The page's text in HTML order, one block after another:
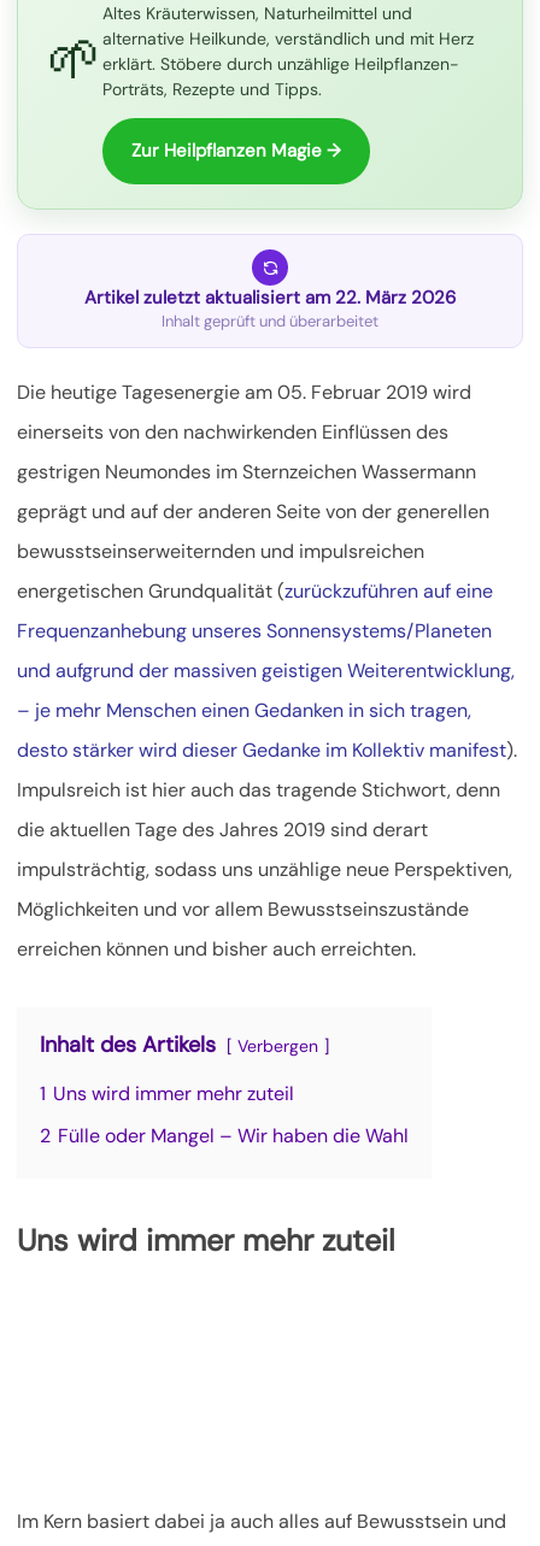
🌱
Altes Kräuterwissen, Naturheilmittel und
alternative Heilkunde, verständlich und mit Herz
erklärt. Stöbere durch unzählige Heilpflanzen-
Porträts, Rezepte und Tipps.
Zur Heilpflanzen Magie →
Artikel zuletzt aktualisiert am 22. März 2026
Inhalt geprüft und überarbeitet
Die heutige Tagesenergie am 05. Februar 2019 wird
einerseits von den nachwirkenden Einflüssen des
gestrigen Neumondes im Sternzeichen Wassermann
geprägt und auf der anderen Seite von der generellen
bewusstseinserweiternden und impulsreichen
energetischen Grundqualität (zurückzuführen auf eine
Frequenzanhebung unseres Sonnensystems/Planeten
und aufgrund der massiven geistigen Weiterentwicklung,
– je mehr Menschen einen Gedanken in sich tragen,
desto stärker wird dieser Gedanke im Kollektiv manifest).
Impulsreich ist hier auch das tragende Stichwort, denn
die aktuellen Tage des Jahres 2019 sind derart
impulsträchtig, sodass uns unzählige neue Perspektiven,
Möglichkeiten und vor allem Bewusstseinszustände
erreichen können und bisher auch erreichten.
Inhalt des Artikels Verbergen
1 Uns wird immer mehr zuteil
2 Fülle oder Mangel – Wir haben die Wahl
Uns wird immer mehr zuteil
Im Kern basiert dabei ja auch alles auf Bewusstsein und